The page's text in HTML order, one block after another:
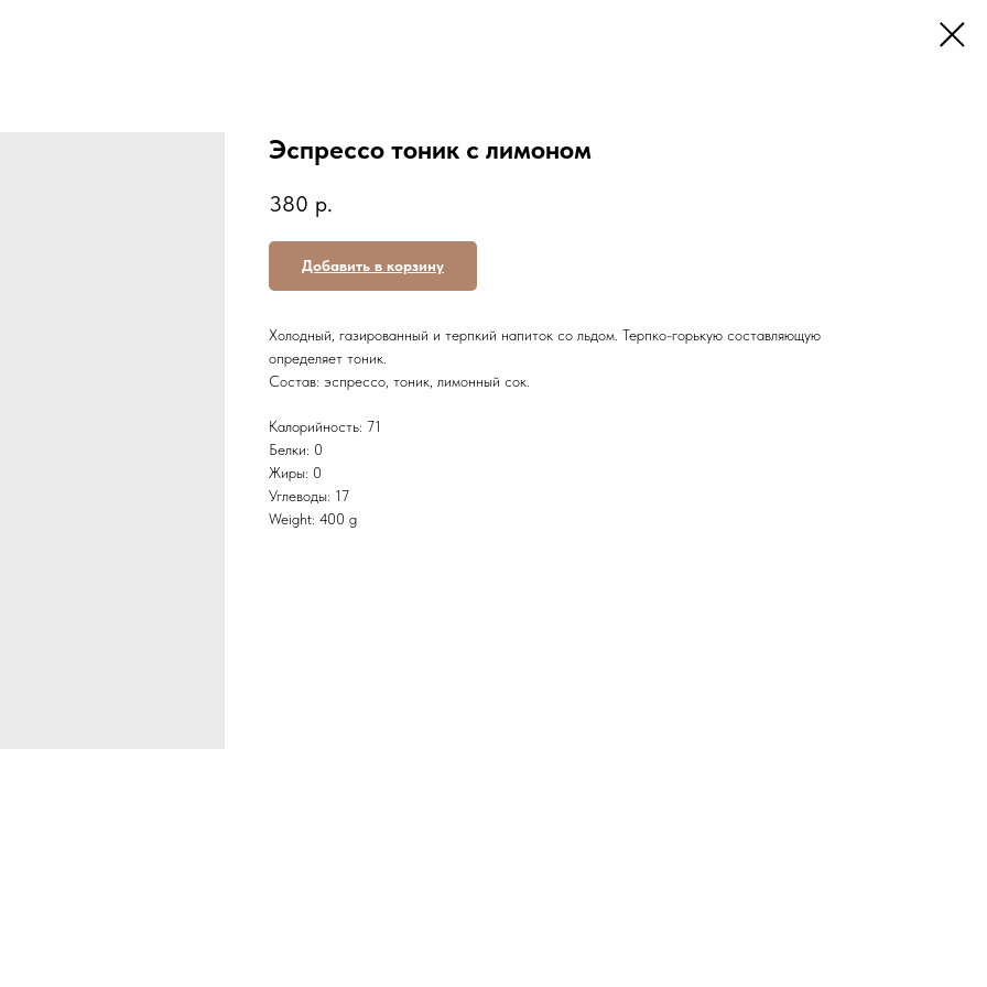
Эспрессо тоник с лимоном
380 р.
Добавить в корзину
Холодный, газированный и терпкий напиток со льдом. Терпко-горькую составляющую
определяет тоник.
Состав: эспрессо, тоник, лимонный сок.
Калорийность: 71
Белки: 0
Жиры: 0
Углеводы: 17
Weight: 400 g